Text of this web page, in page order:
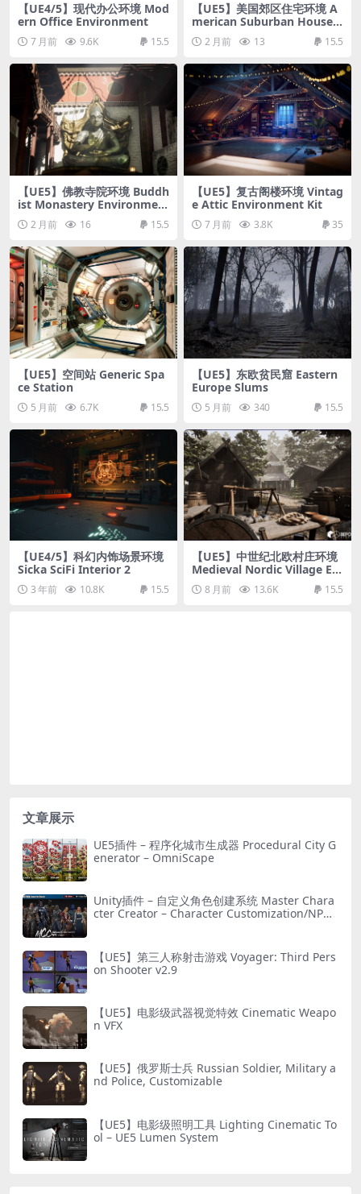
【UE4/5】现代办公环境 Mod
ern Office Environment
7 月前 9.6K 15.5
【UE5】美国郊区住宅环境 A
merican Suburban House E
nvironment
2 月前 13 15.5
【UE5】佛教寺院环境 Buddh
ist Monastery Environmen
t 2 月前 16 15.5
【UE5】复古阁楼环境 Vintag
e Attic Environment Kit
7 月前 3.8K 35
【UE5】空间站 Generic Spa
ce Station
5 月前 6.7K 15.5
【UE5】东欧贫民窟 Eastern
Europe Slums
5 月前 340 15.5
【UE4/5】科幻内饰场景环境
Sicka SciFi Interior 2
3 年前 10.8K 15.5
【UE5】中世纪北欧村庄环境
Medieval Nordic Village En
vironment
8 月前 13.6K 15.5
文章展示
UE5插件 – 程序化城市生成器 Procedural City G
enerator – OmniScape
Unity插件 – 自定义角色创建系统 Master Chara
cter Creator – Character Customization/NPC
【UE5】第三人称射击游戏 Voyager: Third Pers
on Shooter v2.9
【UE5】电影级武器视觉特效 Cinematic Weapo
n VFX
【UE5】俄罗斯士兵 Russian Soldier, Military a
nd Police, Customizable
【UE5】电影级照明工具 Lighting Cinematic To
ol – UE5 Lumen System